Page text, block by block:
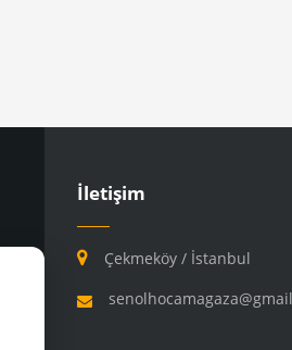
İletişim
Çekmeköy / İstanbul